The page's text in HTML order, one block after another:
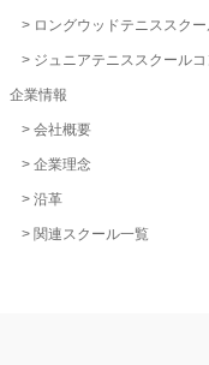
ロングウッドテニススク
ジュニアテニススクール
企業情報
会社概要
企業理念
沿革
関連スクール一覧